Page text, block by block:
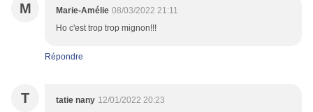
M Marie-Amélie 08/03/2022 21:11
Ho c'est trop trop mignon!!!
Répondre
T tatie nany 12/01/2022 20:23